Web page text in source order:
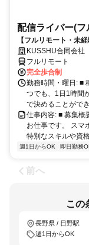
配信ライバー(フ
【フルリモート・未
KUSSHU合同会社
フルリモート
完全歩合制
勤務時間・曜日: ■
つでも、1日1時間
で決めることがで
仕事内容: ■ 募集概
お仕事です。 スマ
特別なスキルや資
週1日からOK 即日勤務
前へ
この
長野県 / 日野駅
週1日からOK